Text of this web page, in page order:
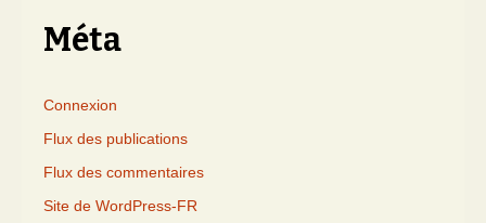
Méta
Connexion
Flux des publications
Flux des commentaires
Site de WordPress-FR